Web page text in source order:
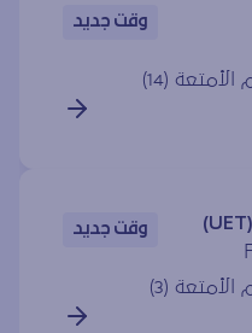
وقت جديد
وقت جديد